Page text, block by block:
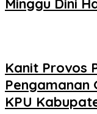
Kanit Provos
Pengamanan
KPU